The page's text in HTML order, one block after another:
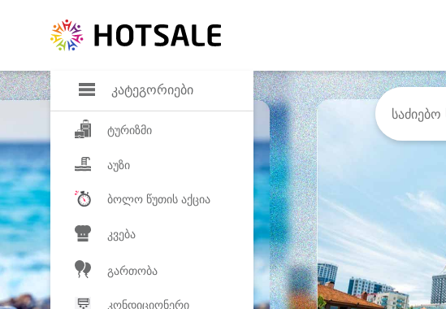
კატეგორიები
ტურიზმი
აუზი
ბოლო წუთის აქცია
კვება
გართობა
კონდიციონერი